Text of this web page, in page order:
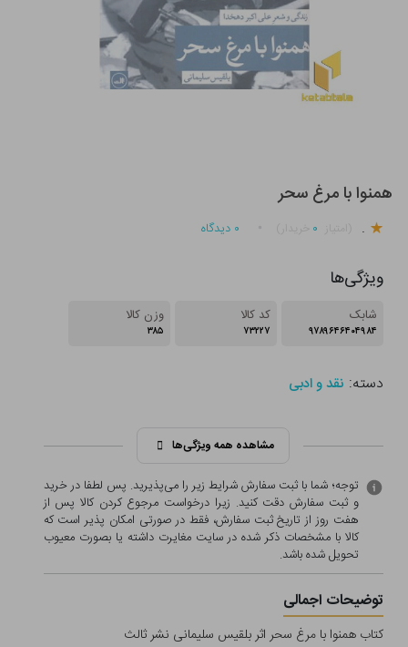
همنوا با مرغ سحر
. ۰ ۰ دیدگاه
ویژگی‌ها
شابک
۹۷۸۹۶۴۶۴۰۴۹۸۴
کد کالا
۷۳۲۲۷
وزن کالا
۳۸۵
دسته: نقد و ادبی
مشاهده همه ویژگی‌ها
توجه؛ شما با ثبت سفارش شرایط زیر را می‌پذیرید. پس لطفا در خرید
و ثبت سفارش دقت کنید. زیرا درخواست مرجوع کردن کالا پس از
هفت روز از تاریخ ثبت سفارش، فقط در صورتی امکان پذیر است که
کالا با مشخصات ذکر شده در سایت مغایرت داشته یا بصورت معيوب
تحویل شده باشد.
توضیحات اجمالی
کتاب همنوا با مرغ سحر اثر بلقیس سلیمانی نشر ثالث